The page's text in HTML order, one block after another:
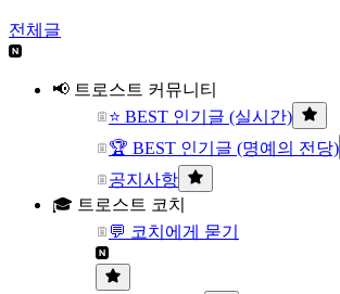
전체글
📢 트로스트 커뮤니티
⭐ BEST 인기글 (실시간)
🏆 BEST 인기글 (명예의 전당)
공지사항
🎓 트로스트 코치
💬 코치에게 묻기